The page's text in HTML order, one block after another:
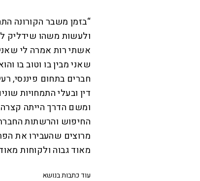
“בזמן משבר הקורונה
ולעשות משהו שידליק
אשתי רות אמרה לי
שאני מבין בו וטוב בו
חברים בתחום פיננסי,
דין ובעלי התמחויות
ומשם הדרך הייתה קצרה.
החיפוש והרשתות
מרוצים שהעבירו את
מאוד גבוה ולקוחות
עוד כתבות בנושא